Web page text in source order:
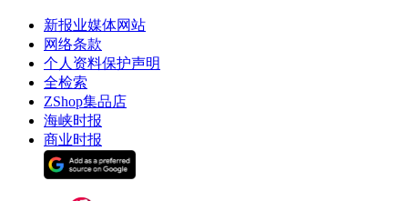
新报业媒体网站
网络条款
个人资料保护声明
全检索
ZShop集品店
海峡时报
商业时报